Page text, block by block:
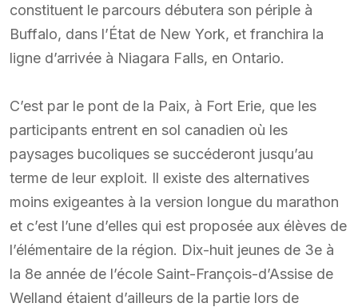
constituent le parcours débutera son périple à
Buffalo, dans l’État de New York, et franchira la
ligne d’arrivée à Niagara Falls, en Ontario.
C’est par le pont de la Paix, à Fort Erie, que les
participants entrent en sol canadien où les
paysages bucoliques se succéderont jusqu’au
terme de leur exploit. Il existe des alternatives
moins exigeantes à la version longue du marathon
et c’est l’une d’elles qui est proposée aux élèves de
l’élémentaire de la région. Dix-huit jeunes de 3e à
la 8e année de l’école Saint-François-d’Assise de
Welland étaient d’ailleurs de la partie lors de